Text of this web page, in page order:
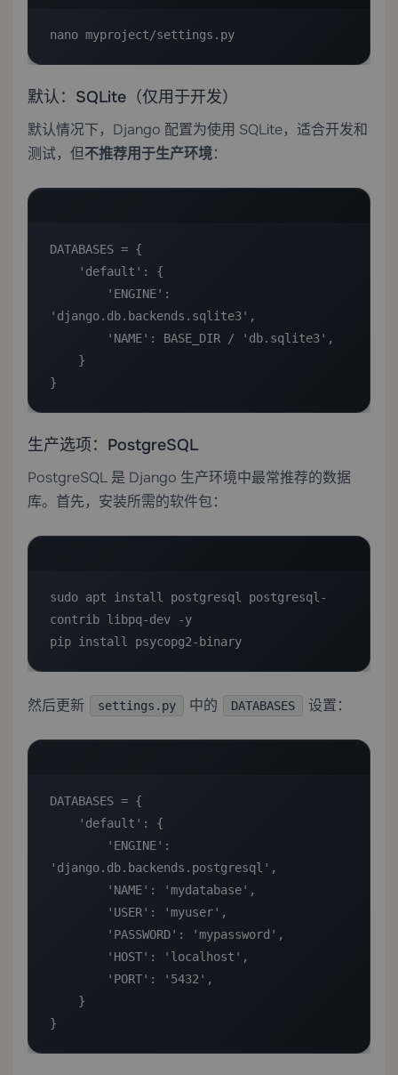
nano myproject/settings.py
默认：SQLite（仅用于开发）
默认情况下，Django 配置为使用 SQLite，适合开发和
测试，但不推荐用于生产环境：
DATABASES = {
'django.db.backends.sqlite3',
}
生产选项：PostgreSQL
PostgreSQL 是 Django 生产环境中最常推荐的数据
库。首先，安装所需的软件包：
sudo apt install postgresql postgresql-
contrib libpq-dev -y
pip install psycopg2-binary
然后更新 settings.py 中的 DATABASES 设置：
DATABASES = {
'django.db.backends.postgresql',
}